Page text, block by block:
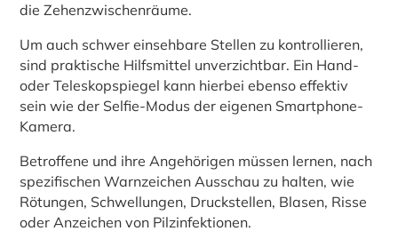
die Zehenzwischenräume.
Um auch schwer einsehbare Stellen zu kontrollieren,
sind praktische Hilfsmittel unverzichtbar. Ein Hand-
oder Teleskopspiegel kann hierbei ebenso effektiv
sein wie der Selfie-Modus der eigenen Smartphone-
Kamera.
Betroffene und ihre Angehörigen müssen lernen, nach
spezifischen Warnzeichen Ausschau zu halten, wie
Rötungen, Schwellungen, Druckstellen, Blasen, Risse
oder Anzeichen von Pilzinfektionen.